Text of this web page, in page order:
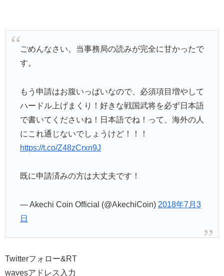
ごめんなさい。当事務局の読みが完全に甘かったで
す。
もう申請はお腹いっぱいなので、必須項目増やして
ハードル上げまくり！好きな戦国武将を必ず日本語
で書いてくださいね！日本語でね！って、海外の人
にこれ通じないでしょうけど！！！
https://t.co/Z48zCrxn9J
既に申請済みの方は大丈夫です！
— Akechi Coin Official (@AkechiCoin) 2018年7月3
日
Twitterフォロー&RT
wavesアドレス入力